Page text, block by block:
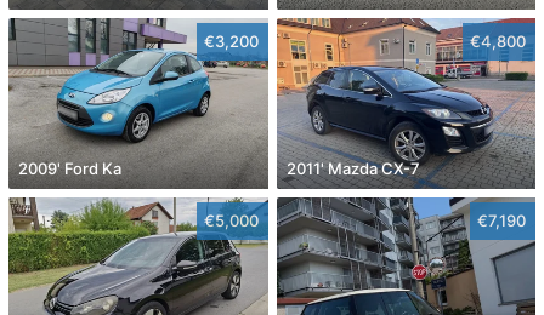
€3,200
2009' Ford Ka
€4,800
2011' Mazda CX-7
€5,000 €7,190